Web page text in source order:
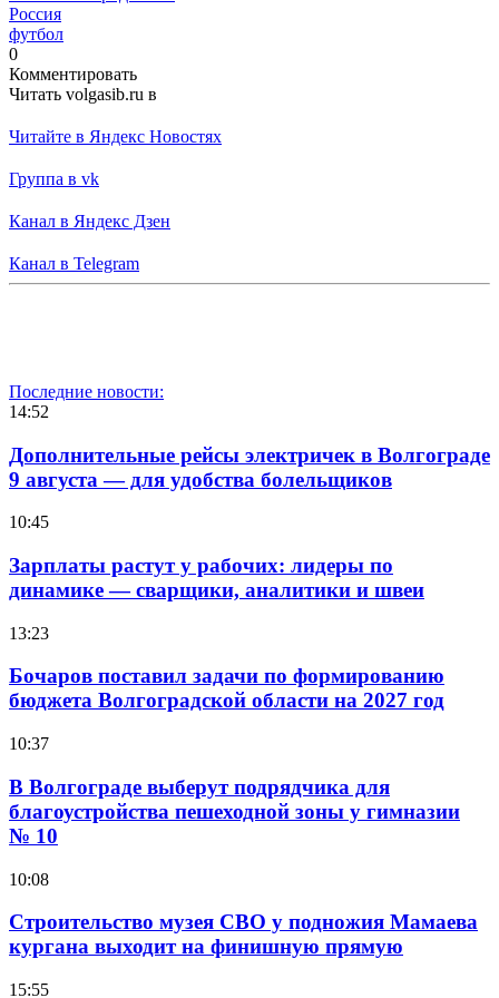
Россия
футбол
0
Комментировать
Читать volgasib.ru в
Читайте в Яндекс Новостях
Группа в vk
Канал в Яндекс Дзен
Канал в Telegram
Последние новости:
14:52
Дополнительные рейсы электричек в Волгограде
9 августа — для удобства болельщиков
10:45
Зарплаты растут у рабочих: лидеры по
динамике — сварщики, аналитики и швеи
13:23
Бочаров поставил задачи по формированию
бюджета Волгоградской области на 2027 год
10:37
В Волгограде выберут подрядчика для
благоустройства пешеходной зоны у гимназии
№ 10
10:08
Строительство музея СВО у подножия Мамаева
кургана выходит на финишную прямую
15:55